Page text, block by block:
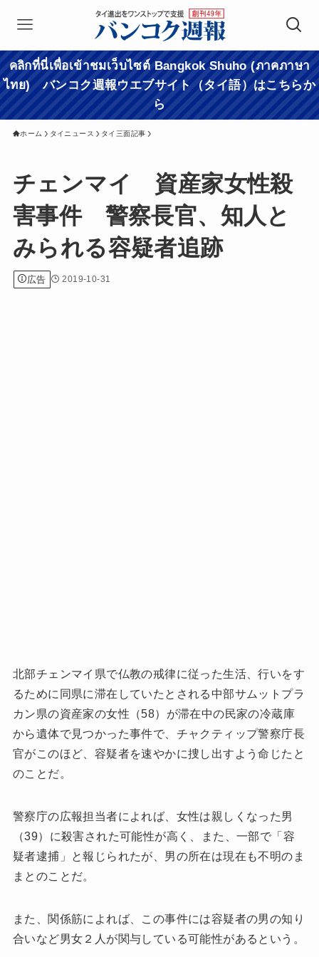
คลิกที่นี่เพื่อเข้าชมเว็บไซต์ Bangkok Shuho (ภาคภาษา
ไทย) バンコク週報ウエブサイト（タイ語）はこちらか
ら
ホーム タイニュース タイ三面記事
チェンマイ 資産家女性殺
害事件 警察長官、知人と
みられる容疑者追跡
広告 2019-10-31
北部チェンマイ県で仏教の戒律に従った生活、行いをす
るために同県に滞在していたとされる中部サムットプラ
カン県の資産家の女性（58）が滞在中の民家の冷蔵庫
から遺体で見つかった事件で、チャクティップ警察庁長
官がこのほど、容疑者を速やかに捜し出すよう命じたと
のことだ。
警察庁の広報担当者によれば、女性は親しくなった男
（39）に殺害された可能性が高く、また、一部で「容
疑者逮捕」と報じられたが、男の所在は現在も不明のま
まとのことだ。
また、関係筋によれば、この事件には容疑者の男の知り
合いなど男女２人が関与している可能性があるという。